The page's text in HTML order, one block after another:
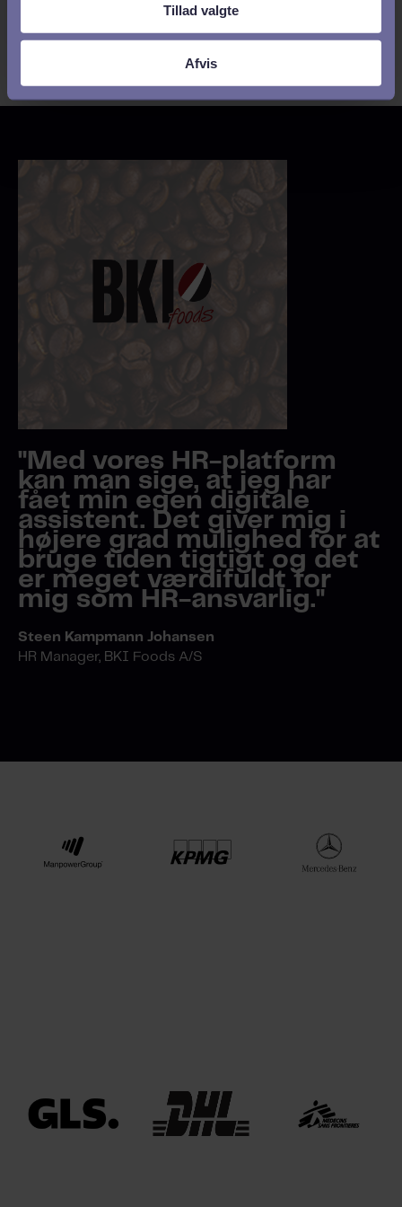
Tillad valgte
Afvis
"Med vores HR-platform
kan man sige, at jeg har
fået min egen digitale
assistent. Det giver mig i
højere grad mulighed for at
bruge tiden tigtigt og det
er meget værdifuldt for
mig som HR-ansvarlig."
Steen Kampmann Johansen
HR Manager, BKI Foods A/S